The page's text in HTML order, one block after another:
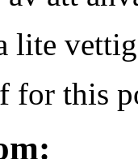
lite
for this